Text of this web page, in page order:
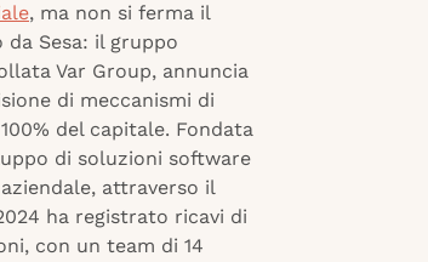
, ma non si ferma il
Sesa: il gruppo
Var Group, annuncia
di meccanismi di
del capitale. Fondata
di soluzioni software
attraverso il
ha registrato ricavi di
con un team di 14